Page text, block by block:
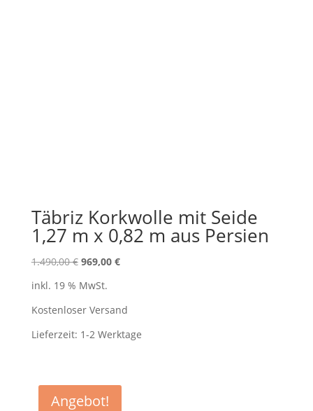
Täbriz Korkwolle mit Seide
1,27 m x 0,82 m aus Persien
1.490,00€ Ursprünglicher
war:
1.490,00 €
969,00 €Aktueller
969,00 €.
inkl. 19 % MwSt.
Kostenloser Versand
Lieferzeit: 1-2 Werktage
Angebot!